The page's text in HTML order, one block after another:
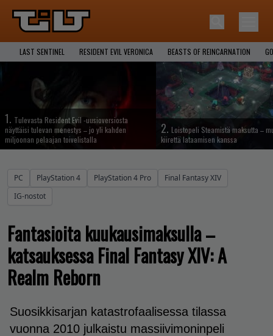
LAST SENTINEL RESIDENT EVIL VERONICA BEASTS OF REINCARNATION
1. Tulevasta Resident Evil -uusioversiosta
näyttäisi tulevan menestys – jo yli kahden
miljoonan pelaajan toivelistalla
2. Loistopeli Steamistä maksutta –
kiirettä lataamisen kanssa
PC PlayStation 4 PlayStation 4 Pro
Final Fantasy XIV
IG-nostot
Fantasioita kuukausimaksulla –
katsauksessa Final Fantasy XIV: A
Realm Reborn
Suosikkisarjan katastrofaalisessa tilassa
vuonna 2010 julkaistu massiivimoninpeli